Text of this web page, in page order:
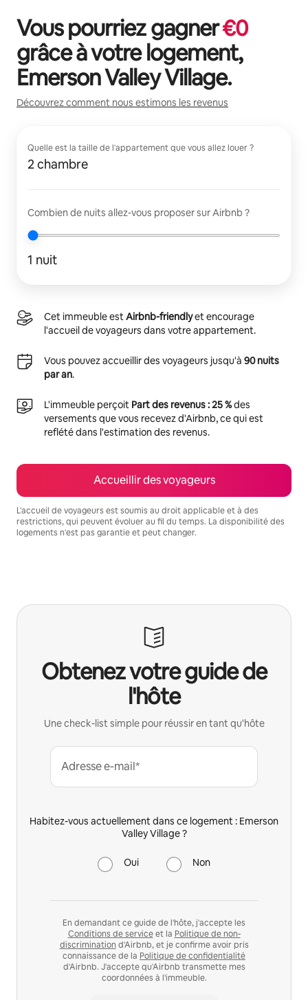
Vous pourriez gagner€0
grâce à votre logement,
Emerson Valley Village.
Découvrez comment nous estimons les revenus
Quelle est la taille de l'appartement que vous allez louer ?
2 chambre
Combien de nuits allez-vous proposer sur Airbnb ?
1 nuit
Cet immeuble estAirbnb-friendlyet encourage
l'accueil de voyageurs dans votre appartement.
Vous pouvez accueillir des voyageurs jusqu'à 90 nuits
par an.
L'immeuble perçoit Part des revenus : 25 %des
versements que vous recevez d'Airbnb, ce qui est
reflété dans l'estimation des revenus.
Accueillir des voyageurs
L'accueil de voyageurs est soumis au droit applicable et à des
restrictions, qui peuvent évoluer au fil du temps. La disponibilité des
logements n'est pas garantie et peut changer.
Obtenez votre guide de
l'hôte
Une check-list simple pour réussir en tant qu'hôte
Adresse e-mail*
Habitez-vous actuellement dans ce logement : Emerson
Valley Village ?
Oui Non
En demandant ce guide de l'hôte, j'accepte les
Conditions de serviceet la Politique de non-
discrimination d'Airbnb, et je confirme avoir pris
connaissance de la Politique de confidentialité
d'Airbnb. J'accepte qu'Airbnb transmette mes
coordonnées à l'immeuble.